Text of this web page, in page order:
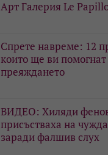
Арт Галерия Le
Спрете навреме: 12
които ще ви
преяждането
ВИДЕО: Хиляди
присъстваха на
заради фалшив слух